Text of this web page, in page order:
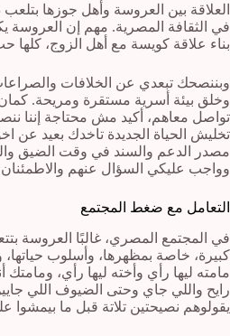
العلاقة بين العروسة وأهل جوزها
في الثقافة المصرية. مهم إن
بناء علاقة كويسة مع أهل الزوج، كلها
وبننصحك تبعدي عن الخلافات
وخلق بيئة أسرية مستقرة ومريحة.
تواصل معاهم، أكيد مش محتاجة إننا
تخليش الحياة الجديدة تاخدك بعيد عن
مصدر الدعم والسند في وقت الضيق
وواجب عليكي السؤال عنهم
التعامل مع ضغط المجتمع
في المجتمع المصري، غالبًا العروسة
كبيرة، خاصة بمظهرها، وأسلوب حياتها،
مامته ليها رأي وأخته ليها رأي،
رايح واللي جاي وحتى الضيوف اللي جايين
يقولوهم نصيحتين تلاتة قبل ما بيمشوا